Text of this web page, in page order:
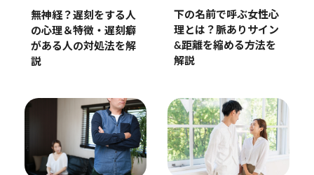
無神経？遅刻をする人
の心理＆特徴・遅刻癖
がある人の対処法を解
説
下の名前で呼ぶ女性心
理とは？脈ありサイン
&距離を縮める方法を
解説